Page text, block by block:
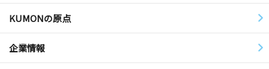
KUMONの原点
企業情報